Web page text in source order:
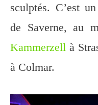
sculptés. C’est
de Saverne, au
Kammerzell à
à Colmar.